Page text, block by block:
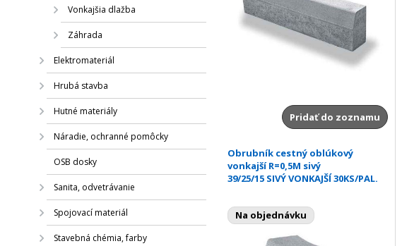
Vonkajšia dlažba
Záhrada
Elektromateriál
Hrubá stavba
Hutné materiály
Náradie, ochranné pomôcky
OSB dosky
Sanita, odvetrávanie
Spojovací materiál
Stavebná chémia, farby
Pridať do zoznamu
Obrubník cestný oblúkový
vonkajší R=0,5M sivý
39/25/15 SIVÝ VONKAJŠÍ 30KS/PAL.
Na objednávku